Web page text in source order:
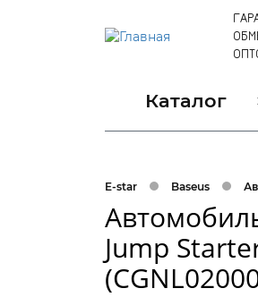
Каталог
E-star Baseus
Jump